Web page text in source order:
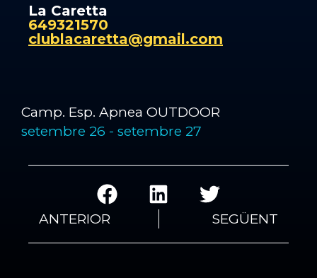
La Caretta
649321570
clublacaretta@gmail.com
Camp. Esp. Apnea OUTDOOR
setembre 26 - setembre 27
ANTERIOR SEGÜENT